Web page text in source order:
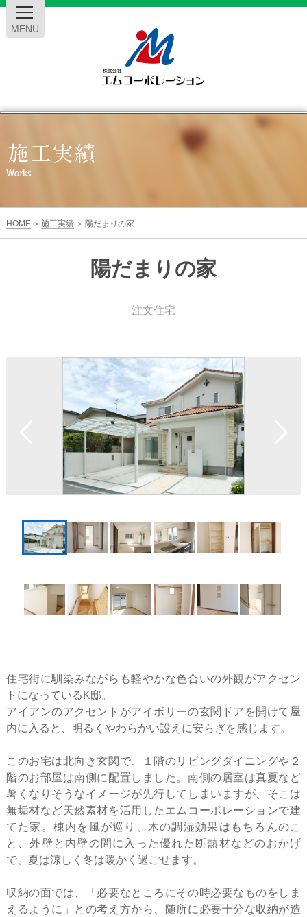
MENU
エ
ム
ー
シ
ョ
ン
HOME > 施工実績 > 陽だまりの家
陽だまりの家
注文住宅
住宅街に馴染みながらも軽やかな色合いの外観がアクセン
トになっているK邸。
アイアンのアクセントがアイボリーの玄関ドアを開けて屋
内に入ると、明るくやわらかい設えに安らぎを感じます。
このお宅は北向き玄関で、１階のリビングダイニングや２
階のお部屋は南側に配置しました。南側の居室は真夏など
暑くなりそうなイメージが先行してしまいますが、そこは
無垢材など天然素材を活用したエムコーポレーションで建
てた家。棟内を風が巡り、木の調湿効果はもちろんのこ
と、外壁と内壁の間に入った優れた断熱材などのおかげ
で、夏は涼しく冬は暖かく過ごせます。
収納の面では、「必要なところにその時必要なものをしま
えるように」との考え方から、随所に必要十分な収納が造